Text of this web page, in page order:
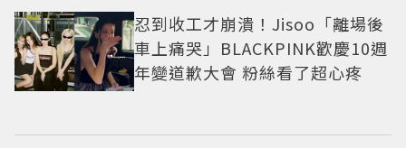
忍到收工才崩潰！Jisoo「離場後
車上痛哭」BLACKPINK歡慶10週
年變道歉大會 粉絲看了超心疼